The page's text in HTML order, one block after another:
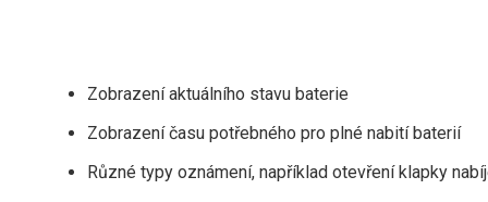
Zobrazení aktuálního stavu baterie
Zobrazení času potřebného pro plné nabití baterií
Různé typy oznámení, například otevření klapky